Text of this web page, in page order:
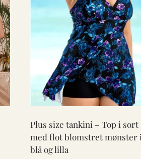
Plus size tankini – Top i sort
med flot blomstret mønster
blå og lilla